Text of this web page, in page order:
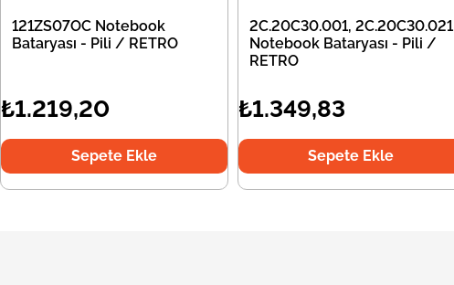
121ZS07OC Notebook
Bataryası - Pili / RETRO
₺1.219,20
Sepete Ekle
2C.20C30.001, 2C.20C30.021
Notebook Bataryası - Pili /
RETRO
₺1.349,83
Sepete Ekle